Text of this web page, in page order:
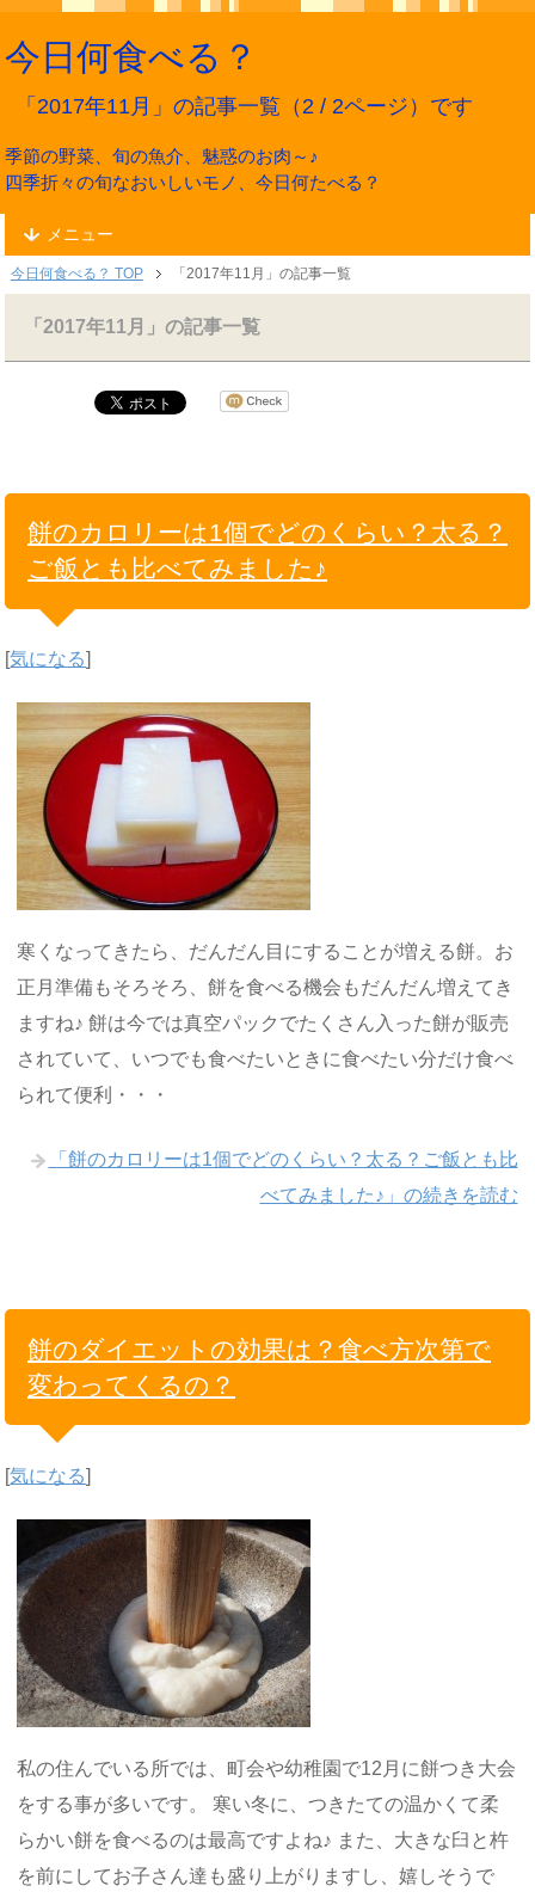
今日何食べる？
「2017年11月」の記事一覧（2 / 2ページ）です
季節の野菜、旬の魚介、魅惑のお肉～♪
四季折々の旬なおいしいモノ、今日何たべる？
メニュー
今日何食べる？ TOP 「2017年11月」の記事一覧
「2017年11月」の記事一覧
餅のカロリーは1個でどのくらい？太る？
ご飯とも比べてみました♪
[気になる]
寒くなってきたら、だんだん目にすることが増える餅。お
正月準備もそろそろ、餅を食べる機会もだんだん増えてき
ますね♪ 餅は今では真空パックでたくさん入った餅が販売
されていて、いつでも食べたいときに食べたい分だけ食べ
られて便利・・・
「餅のカロリーは1個でどのくらい？太る？ご飯とも比
べてみました♪」の続きを読む
餅のダイエットの効果は？食べ方次第で
変わってくるの？
[気になる]
私の住んでいる所では、町会や幼稚園で12月に餅つき大会
をする事が多いです。 寒い冬に、つきたての温かくて柔
らかい餅を食べるのは最高ですよね♪ また、大きな臼と杵
を前にしてお子さん達も盛り上がりますし、嬉しそうで